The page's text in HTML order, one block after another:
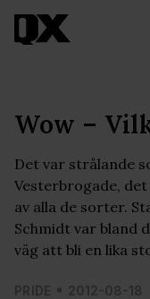
Wow –
Det var strålande
Vesterbrogade,
av alla de sorter.
Schmidt var bland
väg att bli en lika
PRIDE 2012-08-18